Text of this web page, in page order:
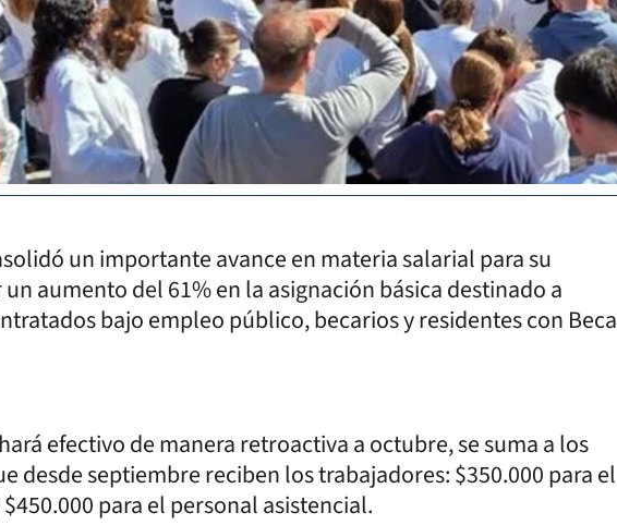
un importante avance en materia salarial para su
aumento del 61% en la asignación básica destinado a
bajo empleo público, becarios y residentes con Beca
efectivo de manera retroactiva a octubre, se suma a los
desde septiembre reciben los trabajadores: $350.000 para el
para el personal asistencial.